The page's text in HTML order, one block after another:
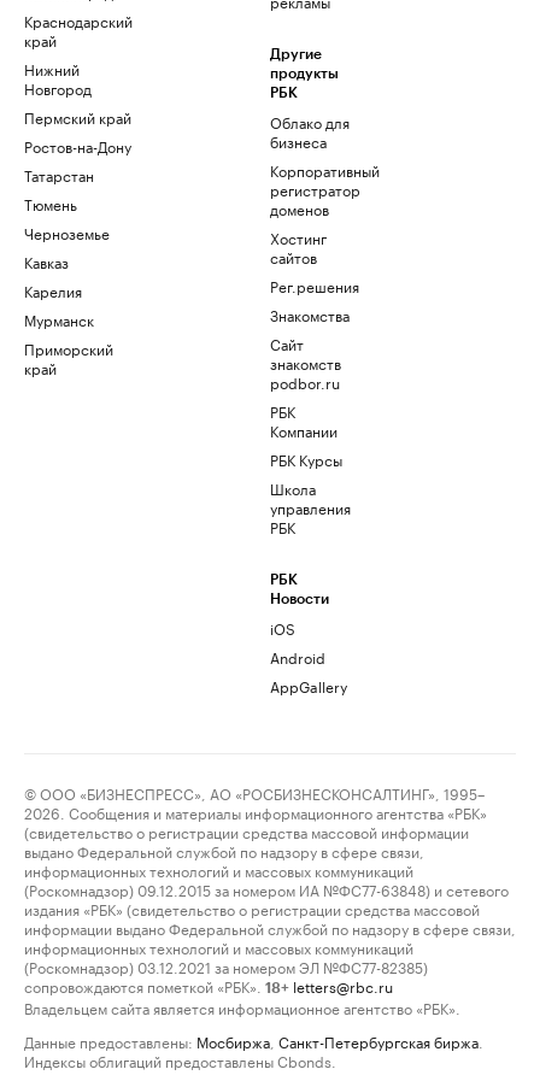
Краснодарский
край
Нижний
Новгород
Пермский край
Ростов-на-Дону
Татарстан
Тюмень
Черноземье
Кавказ
Карелия
Мурманск
Приморский
край
Другие
продукты
РБК
Облако для
бизнеса
Корпоративный
регистратор
доменов
Хостинг
сайтов
Рег.решения
Знакомства
Сайт
знакомств
podbor.ru
РБК
Компании
РБК Курсы
Школа
управления
РБК
РБК
Новости
iOS
Android
AppGallery
© ООО «БИЗНЕСПРЕСС», АО «РОСБИЗНЕСКОНСАЛТИНГ», 1995–
2026. Сообщения и материалы информационного агентства «РБК»
(свидетельство о регистрации средства массовой информации
выдано Федеральной службой по надзору в сфере связи,
информационных технологий и массовых коммуникаций
(Роскомнадзор) 09.12.2015 за номером ИА №ФС77-63848) и сетевого
издания «РБК» (свидетельство о регистрации средства массовой
информации выдано Федеральной службой по надзору в сфере связи,
информационных технологий и массовых коммуникаций
(Роскомнадзор) 03.12.2021 за номером ЭЛ №ФС77-82385)
сопровождаются пометкой «РБК».
18+ letters@rbc.ru
Владельцем сайта является информационное агентство «РБК».
Данные предоставлены: Мосбиржа Санкт-Петербургская биржа
Индексы облигаций предоставлены Cbonds.